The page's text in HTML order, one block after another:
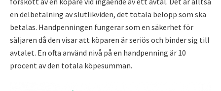
en delbetalning av slutlikviden, det totala belopp som ska
betalas. Handpenningen fungerar som en säkerhet för
säljaren då den visar att köparen är seriös och binder sig till
avtalet. En ofta använd nivå på en handpenning är 10
procent av den totala köpesumman.